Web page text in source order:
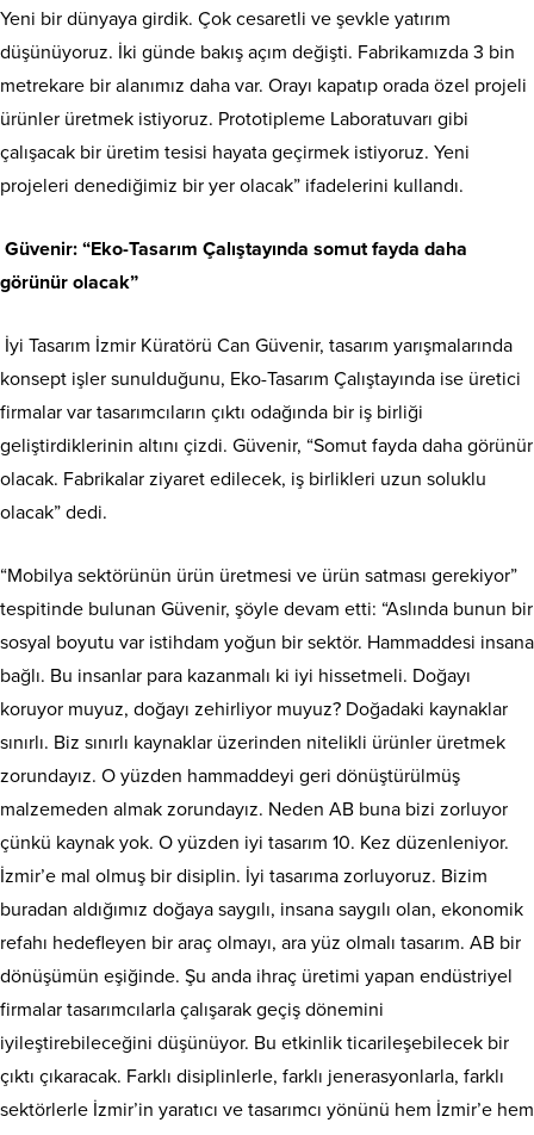
Yeni bir dünyaya girdik. Çok cesaretli ve şevkle yatırım
düşünüyoruz. İki günde bakış açım değişti. Fabrikamızda 3 bin
metrekare bir alanımız daha var. Orayı kapatıp orada özel projeli
ürünler üretmek istiyoruz. Prototipleme Laboratuvarı gibi
çalışacak bir üretim tesisi hayata geçirmek istiyoruz. Yeni
projeleri denediğimiz bir yer olacak” ifadelerini kullandı.
Güvenir: “Eko-Tasarım Çalıştayında somut fayda daha
görünür olacak”
İyi Tasarım İzmir Küratörü Can Güvenir, tasarım yarışmalarında
konsept işler sunulduğunu, Eko-Tasarım Çalıştayında ise üretici
firmalar var tasarımcıların çıktı odağında bir iş birliği
geliştirdiklerinin altını çizdi. Güvenir, “Somut fayda daha görünür
olacak. Fabrikalar ziyaret edilecek, iş birlikleri uzun soluklu
olacak” dedi.
“Mobilya sektörünün ürün üretmesi ve ürün satması gerekiyor”
tespitinde bulunan Güvenir, şöyle devam etti: “Aslında bunun bir
sosyal boyutu var istihdam yoğun bir sektör. Hammaddesi insana
bağlı. Bu insanlar para kazanmalı ki iyi hissetmeli. Doğayı
koruyor muyuz, doğayı zehirliyor muyuz? Doğadaki kaynaklar
sınırlı. Biz sınırlı kaynaklar üzerinden nitelikli ürünler üretmek
zorundayız. O yüzden hammaddeyi geri dönüştürülmüş
malzemeden almak zorundayız. Neden AB buna bizi zorluyor
çünkü kaynak yok. O yüzden iyi tasarım 10. Kez düzenleniyor.
İzmir’e mal olmuş bir disiplin. İyi tasarıma zorluyoruz. Bizim
buradan aldığımız doğaya saygılı, insana saygılı olan, ekonomik
refahı hedefleyen bir araç olmayı, ara yüz olmalı tasarım. AB bir
dönüşümün eşiğinde. Şu anda ihraç üretimi yapan endüstriyel
firmalar tasarımcılarla çalışarak geçiş dönemini
iyileştirebileceğini düşünüyor. Bu etkinlik ticarileşebilecek bir
çıktı çıkaracak. Farklı disiplinlerle, farklı jenerasyonlarla, farklı
sektörlerle İzmir’in yaratıcı ve tasarımcı yönünü hem İzmir’e hem